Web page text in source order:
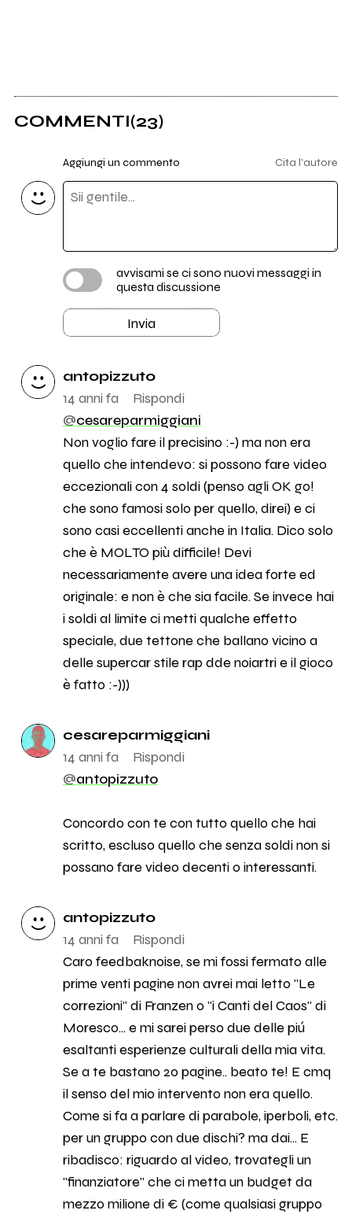
COMMENTI(23)
Aggiungi un commento Cita l'autore
avvisami se ci sono nuovi messaggi in
questa discussione
Invia
antopizzuto
14 anni fa
Rispondi
@cesareparmiggiani
Non voglio fare il precisino :-) ma non era
quello che intendevo: si possono fare video
eccezionali con 4 soldi (penso agli OK go!
che sono famosi solo per quello, direi) e ci
sono casi eccellenti anche in Italia. Dico solo
che è MOLTO più difficile! Devi
necessariamente avere una idea forte ed
originale: e non è che sia facile. Se invece hai
i soldi al limite ci metti qualche effetto
speciale, due tettone che ballano vicino a
delle supercar stile rap dde noiartri e il gioco
è fatto :-)))
cesareparmiggiani
14 anni fa
Rispondi
@antopizzuto
Concordo con te con tutto quello che hai
scritto, escluso quello che senza soldi non si
possano fare video decenti o interessanti.
antopizzuto
14 anni fa
Rispondi
Caro feedbaknoise, se mi fossi fermato alle
prime venti pagine non avrei mai letto "Le
correzioni" di Franzen o "i Canti del Caos" di
Moresco... e mi sarei perso due delle piú
esaltanti esperienze culturali della mia vita.
Se a te bastano 20 pagine.. beato te! E cmq
il senso del mio intervento non era quello.
Come si fa a parlare di parabole, iperboli, etc.
per un gruppo con due dischi? ma dai... E
ribadisco: riguardo al video, trovategli un
"finanziatore" che ci metta un budget da
mezzo milione di € (come qualsiasi gruppo